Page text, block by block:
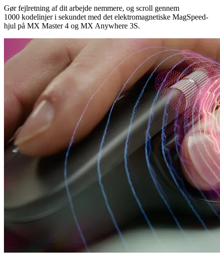
Gør fejlretning af dit arbejde nemmere, og scroll gennem
1000 kodelinjer i sekundet med det elektromagnetiske MagSpeed-
hjul på MX Master 4 og MX Anywhere 3S.